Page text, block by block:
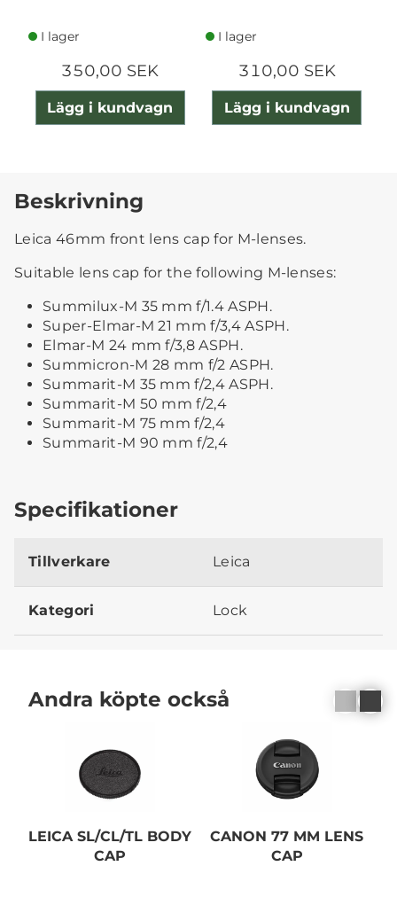
I lager
350,00 SEK
Lägg i kundvagn
I lager
310,00 SEK
Lägg i kundvagn
Beskrivning
Leica 46mm front lens cap for M-lenses.
Suitable lens cap for the following M-lenses:
Summilux-M 35 mm f/1.4 ASPH.
Super-Elmar-M 21 mm f/3,4 ASPH.
Elmar-M 24 mm f/3,8 ASPH.
Summicron-M 28 mm f/2 ASPH.
Summarit-M 35 mm f/2,4 ASPH.
Summarit-M 50 mm f/2,4
Summarit-M 75 mm f/2,4
Summarit-M 90 mm f/2,4
Specifikationer
Tillverkare Leica
Kategori Lock
Andra köpte också
LEICA SL/CL/TL BODY
CAP
CANON 77 MM LENS
CAP